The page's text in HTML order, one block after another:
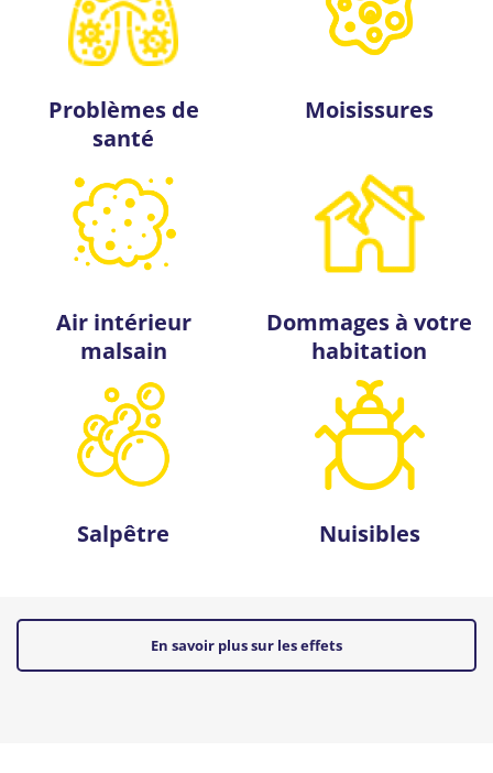
Problèmes de
santé
Moisissures
Air intérieur
malsain
Dommages à votre
habitation
Salpêtre Nuisibles
En savoir plus sur les effets